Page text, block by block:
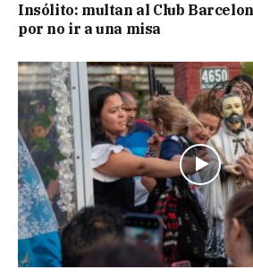
Insólito: multan al Club
por no ir a una misa